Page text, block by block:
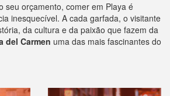
seu orçamento, comer em Playa é
inesquecível. A cada garfada, o visitante
da cultura e da paixão que fazem da
del Carmen uma das mais fascinantes do